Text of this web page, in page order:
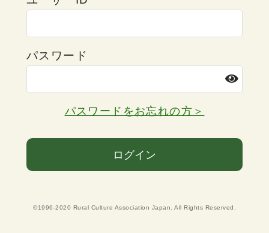
パスワード
パスワードをお忘れの方＞
ログイン
©1996-2020 Rural Culture Association Japan. All Rights Reserved.